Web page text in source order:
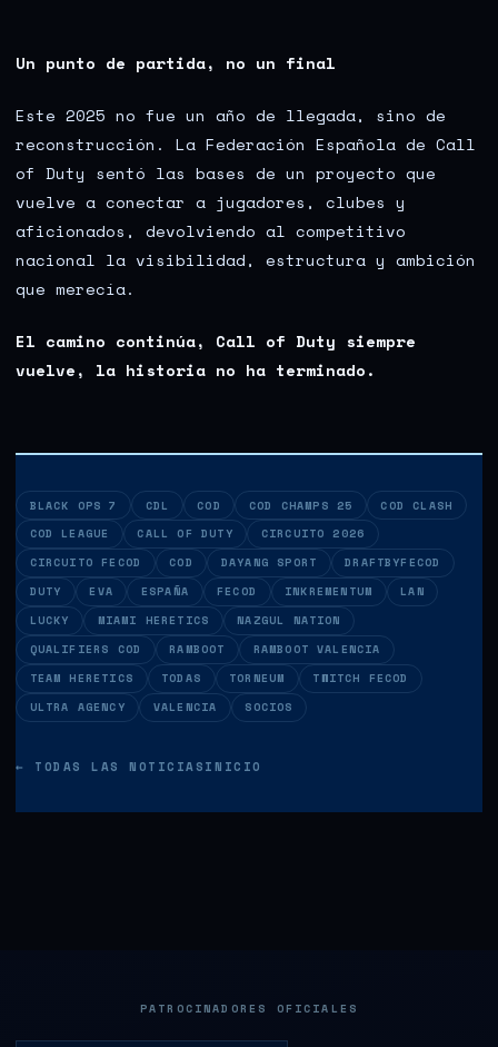
Un punto de partida, no un final
Este 2025 no fue un año de llegada, sino de
reconstrucción. La Federación Española de Call
of Duty sentó las bases de un proyecto que
vuelve a conectar a jugadores, clubes y
aficionados, devolviendo al competitivo
nacional la visibilidad, estructura y ambición
que merecía.
El camino continúa, Call of Duty siempre
vuelve, la historia no ha terminado.
BLACK OPS 7 CDL COD COD CHAMPS 25
COD CLASH
COD LEAGUE
CALL OF DUTY
CIRCUITO 2026
CIRCUITO FECOD
COD DAYANG SPORT
DRAFTBYFECOD
DUTY
EVA ESPAÑA FECOD INKREMENTUM
LAN
LUCKY
MIAMI HERETICS
NAZGUL NATION
QUALIFIERS COD
RAMBOOT
RAMBOOT VALENCIA
TEAM HERETICS
TODAS TORNEUM
TWITCH FECOD
ULTRA AGENCY
VALENCIA SOCIOS
← TODAS LAS NOTICIASINICIO
PATROCINADORES OFICIALES